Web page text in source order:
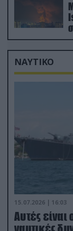
ΝΑΥΤΙΚΟ
15.07.2026 | 16:03
Aυτές είναι